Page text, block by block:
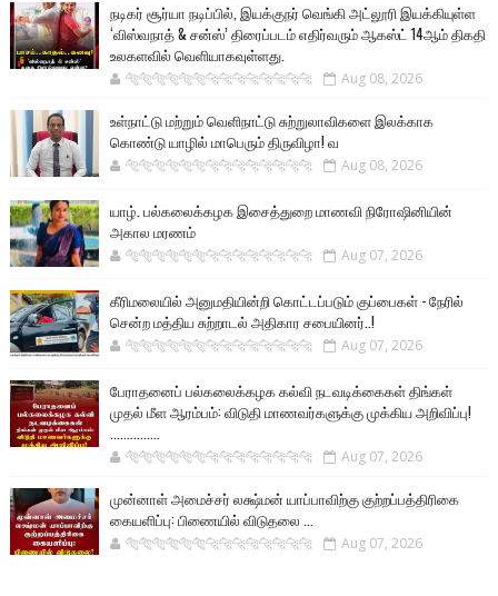
நடிகர் சூர்யா நடிப்பில், இயக்குநர் வெங்கி அட்லூரி இயக்கியுள்ள
‘விஸ்வநாத் & சன்ஸ்’ திரைப்படம் எதிர்வரும் ஆகஸ்ட் 14ஆம் திகதி
உலகளவில் வெளியாகவுள்ளது.
🐅🐅🐅🐅🐅🐅🐆🐆🐆🐆🐆🐆🐆🐆 Aug 08, 2026
உள்நாட்டு மற்றும் வெளிநாட்டு சுற்றுலாவிகளை இலக்காக
கொண்டு யாழில் மாபெரும் திருவிழா! வ
🐅🐅🐅🐅🐅🐅🐆🐆🐆🐆🐆🐆🐆🐆 Aug 08, 2026
யாழ். பல்கலைக்கழக இசைத்துறை மாணவி நிரோஷினியின்
அகால மரணம்
🐅🐅🐅🐅🐅🐅🐆🐆🐆🐆🐆🐆🐆🐆 Aug 07, 2026
கீரிமலையில் அனுமதியின்றி கொட்டப்படும் குப்பைகள் - நேரில்
சென்ற மத்திய சுற்றாடல் அதிகார சபையினர்..!
🐅🐅🐅🐅🐅🐅🐆🐆🐆🐆🐆🐆🐆🐆 Aug 07, 2026
பேராதனைப் பல்கலைக்கழக கல்வி நடவடிக்கைகள் திங்கள்
முதல் மீள ஆரம்பம்: விடுதி மாணவர்களுக்கு முக்கிய அறிவிப்பு!
...............
🐅🐅🐅🐅🐅🐅🐆🐆🐆🐆🐆🐆🐆🐆 Aug 07, 2026
முன்னாள் அமைச்சர் லக்ஷ்மன் யாப்பாவிற்கு குற்றப்பத்திரிகை
கையளிப்பு: பிணையில் விடுதலை ...
🐅🐅🐅🐅🐅🐅🐆🐆🐆🐆🐆🐆🐆🐆 Aug 07, 2026